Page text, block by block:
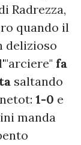
Radrezza,
quando il
delizioso
fa
saltando
1-0 e
manda